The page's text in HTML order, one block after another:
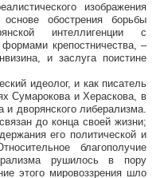
изображения
обострения борьбы
интеллигенции с
крепостничества, –
и заслуга поистине
идеолог, и как писатель
Сумарокова и Хераскова, в
и дворянского либерализма.
до конца своей жизни;
его политической и
благополучие
рушилось в пору
этого мировоззрения шло